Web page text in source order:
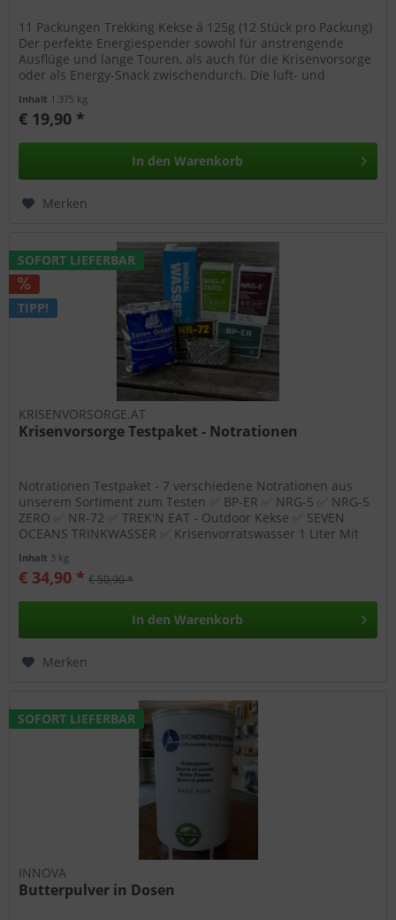
11 Packungen Trekking Kekse á 125g (12 Stück pro Packung)
Der perfekte Energiespender sowohl für anstrengende
Ausflüge und lange Touren, als auch für die Krisenvorsorge
oder als Energy-Snack zwischendurch. Die luft- und
Inhalt 1.375 kg
€ 19,90 *
In den Warenkorb
Merken
SOFORT LIEFERBAR
TIPP!
KRISENVORSORGE.AT
Krisenvorsorge Testpaket - Notrationen
Notrationen Testpaket - 7 verschiedene Notrationen aus
unserem Sortiment zum Testen ✅ BP-ER ✅ NRG-5 ✅ NRG-5
ZERO ✅ NR-72 ✅ TREK'N EAT - Outdoor Kekse ✅ SEVEN
OCEANS TRINKWASSER ✅ Krisenvorratswasser 1 Liter Mit
Inhalt 3 kg
€ 34,90 * € 50,90 *
In den Warenkorb
Merken
SOFORT LIEFERBAR
INNOVA
Butterpulver in Dosen